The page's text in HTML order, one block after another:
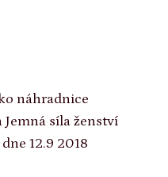
náhradnice
síla ženství
12.9 2018